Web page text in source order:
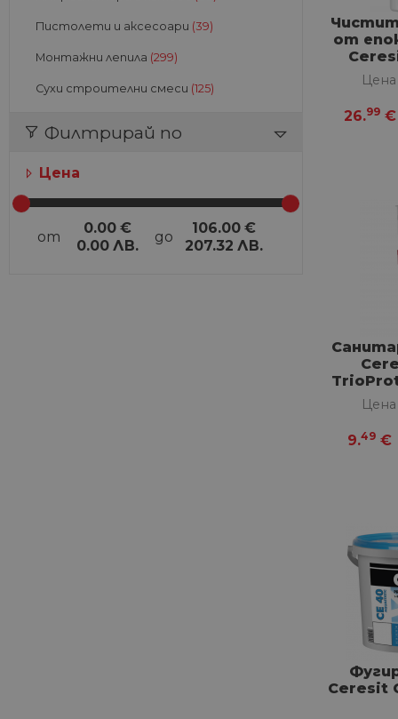
Пистолети и аксесоари (39)
Монтажни лепила (299)
Сухи строителни смеси (125)
Филтрирай по
Цена
от
0.00 €
0.00 ЛВ.
до
106.00 €
207.32 ЛВ.
от
26.99 €
9.49 €
Ceresit